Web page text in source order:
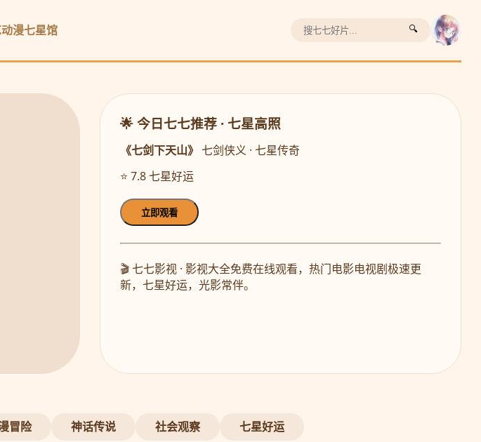
动漫七星馆 🔍
🌟 今日七七推荐 · 七星高照
《七剑下天山》 七剑侠义 · 七星传奇
⭐ 7.8 七星好运
立即观看
🎬 七七影视 · 影视大全免费在线观看，热门电影电视剧极速更
新，七星好运，光影常伴。
冒险 神话传说 社会观察 七星好运